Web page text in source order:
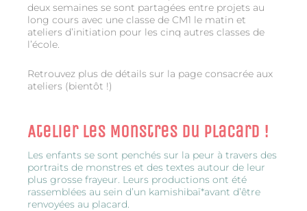
deux semaines se sont partagées entre projets au
long cours avec une classe de CM1 le matin et
ateliers d’initiation pour les cinq autres classes de
l’école.
Retrouvez plus de détails sur la page consacrée aux
ateliers (bientôt !)
Atelier Les Monstres du placard !
Les enfants se sont penchés sur la peur à travers des
portraits de monstres et des textes autour de leur
plus grosse frayeur. Leurs productions ont été
rassemblées au sein d’un kamishibaï*avant d’être
renvoyées au placard.